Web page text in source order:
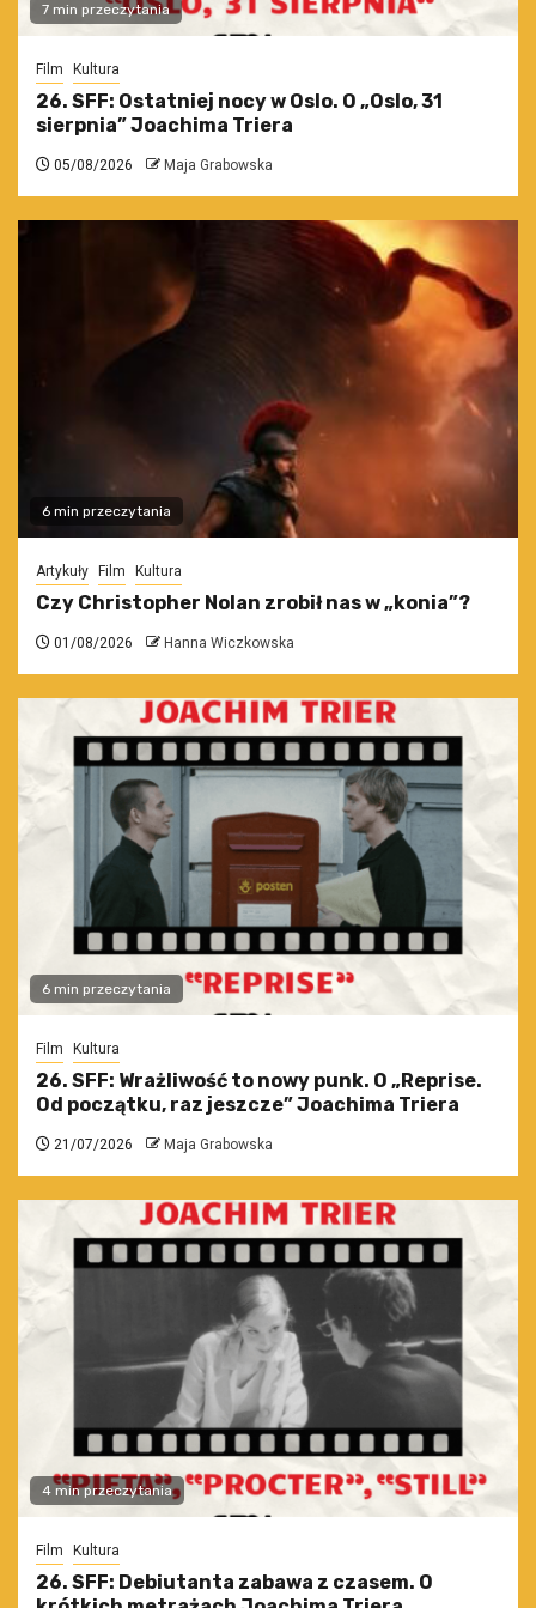
7 min przeczytania
Film Kultura
26. SFF: Ostatniej nocy w Oslo. O „Oslo, 31
sierpnia” Joachima Triera
05/08/2026 Maja Grabowska
6 min przeczytania
Artykuły Film Kultura
Czy Christopher Nolan zrobił nas w „konia”?
01/08/2026 Hanna Wiczkowska
6 min przeczytania
Film Kultura
26. SFF: Wrażliwość to nowy punk. O „Reprise.
Od początku, raz jeszcze” Joachima Triera
21/07/2026 Maja Grabowska
4 min przeczytania
Film Kultura
26. SFF: Debiutanta zabawa z czasem. O